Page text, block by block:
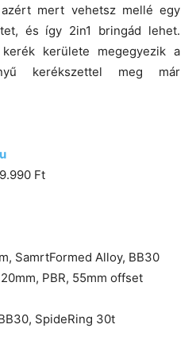
mert vehetsz mellé egy
és így 2in1 bringád lehet.
kerülete megegyezik a
kerékszettel meg már
Ft
SamrtFormed Alloy, BB30
PBR, 55mm offset
SpideRing 30t